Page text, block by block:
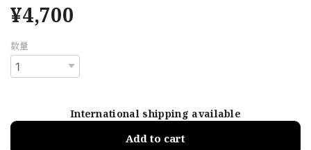
¥4,700
数量
International shipping available
Add to cart